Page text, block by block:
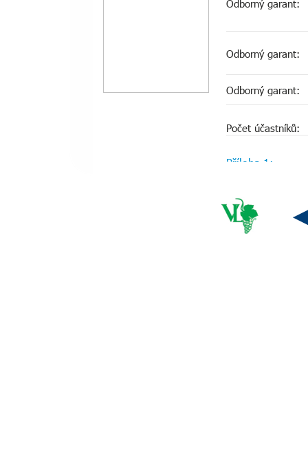
Odborný garant:
Odborný garant:
Odborný garant:
Počet účastníků:
Příloha 1:
Zpět